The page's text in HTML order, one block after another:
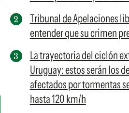
Tribunal de Apelaciones
entender que su crimen
La trayectoria del ciclón
Uruguay: estos serán los
afectados por tormentas
hasta 120 km/h